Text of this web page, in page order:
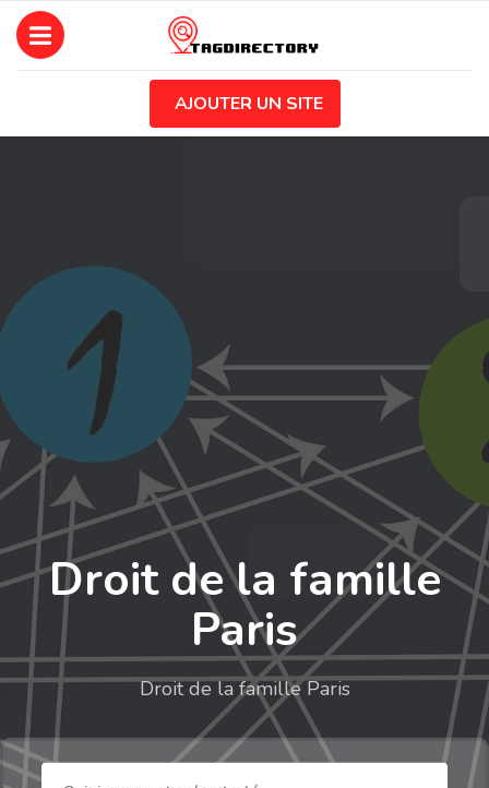
AJOUTER UN SITE
Droit de la famille
Paris
Droit de la famille Paris